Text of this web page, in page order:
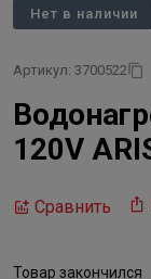
Нет в наличии
Артикул: 3700522
120V
Сравнить
Товар закончился